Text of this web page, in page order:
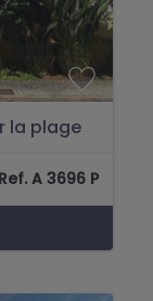
la plage
Ref. A 3696 P